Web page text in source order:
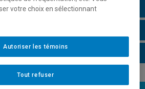
votre choix en sélectionnant
Tout refuser
Autoriser les témoins